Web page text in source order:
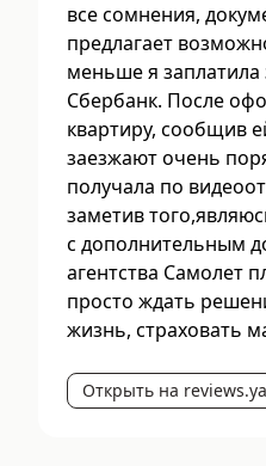
все сомнения,
предлагает
меньше я заплатила
Сбербанк. После
квартиру, сообщив
заезжают очень
получала по
заметив
с дополнительным
агентства Самолет
просто ждать
жизнь, страховать
Открыть на